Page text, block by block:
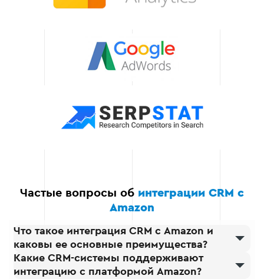
стратегии мы поможем
Скорость
выполнения
интеграцию без ущерба
для качества. Это
Частые вопросы об интеграции CRM с
Amazon
Что такое интеграция CRM с Amazon и
каковы ее основные преимущества?
Какие CRM-системы поддерживают
интеграцию с платформой Amazon?